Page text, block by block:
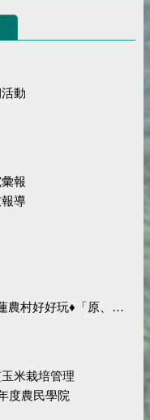
動
報
導
好好玩♦「原、生、慢、活」四條遊程推薦
米栽培管理
度農民學院